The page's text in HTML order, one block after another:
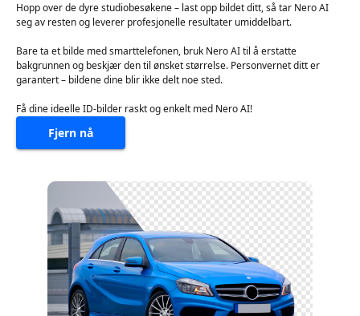
Hopp over de dyre studiobesøkene – last opp bildet ditt, så tar Nero AI
seg av resten og leverer profesjonelle resultater umiddelbart.
Bare ta et bilde med smarttelefonen, bruk Nero AI til å erstatte
bakgrunnen og beskjær den til ønsket størrelse. Personvernet ditt er
garantert – bildene dine blir ikke delt noe sted.
Få dine ideelle ID-bilder raskt og enkelt med Nero AI!
Fjern nå